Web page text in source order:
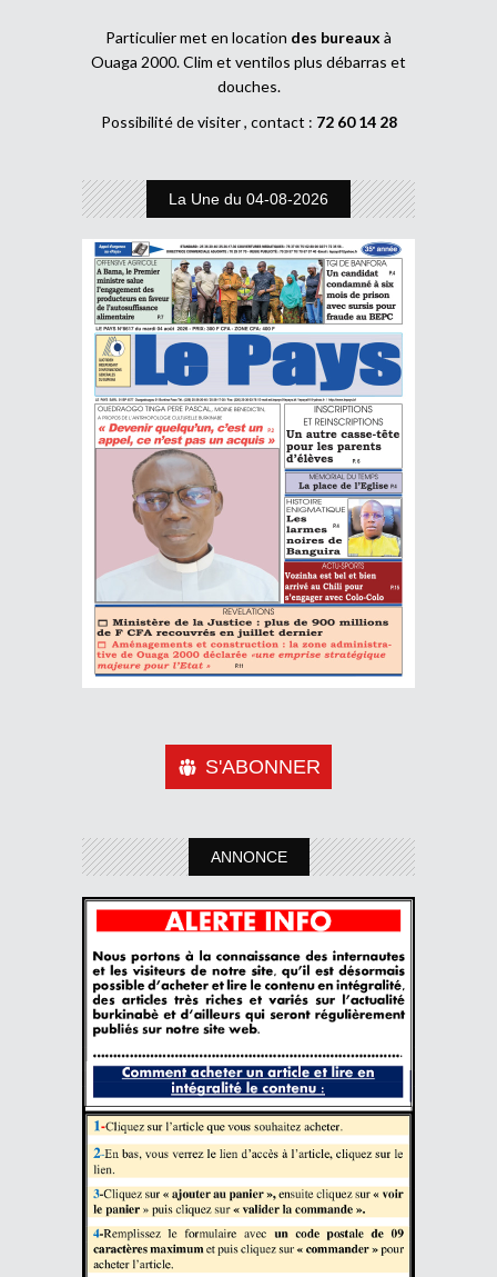
Particulier met en location des bureaux à
Ouaga 2000. Clim et ventilos plus débarras et
douches.
Possibilité de visiter , contact : 72 60 14 28
La Une du 04-08-2026
S'ABONNER
ANNONCE